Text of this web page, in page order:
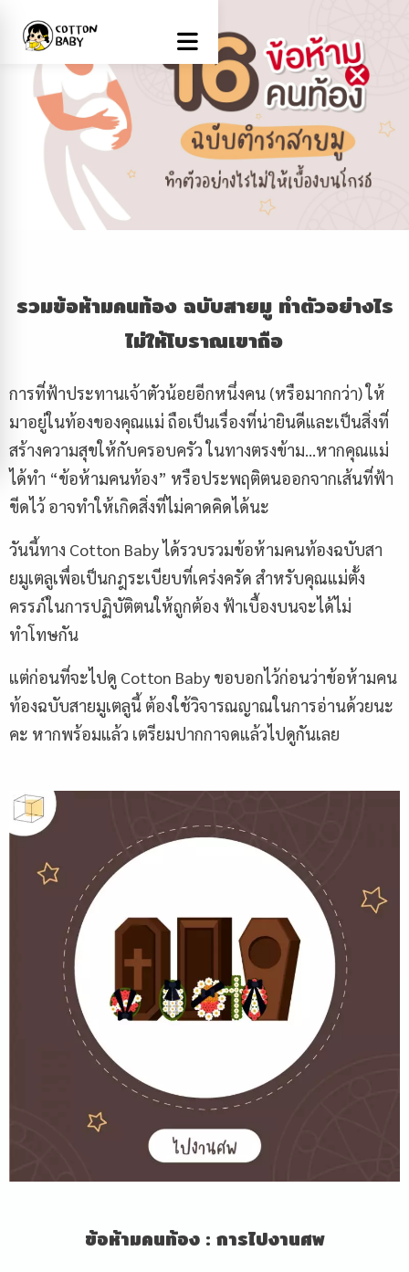
รวมข้อห้ามคนท้อง ฉบับสายมู ทำตัวอย่างไร
ไม่ให้โบราณเขาถือ
การที่ฟ้าประทานเจ้าตัวน้อยอีกหนึ่งคน (หรือมากกว่า) ให้
มาอยู่ในท้องของคุณแม่ ถือเป็นเรื่องที่น่ายินดีและเป็นสิ่งที่
สร้างความสุขให้กับครอบครัว ในทางตรงข้าม…หากคุณแม่
ได้ทำ “ข้อห้ามคนท้อง” หรือประพฤติตนออกจากเส้นที่ฟ้า
ขีดไว้ อาจทำให้เกิดสิ่งที่ไม่คาดคิดได้นะ
วันนี้ทาง Cotton Baby ได้รวบรวมข้อห้ามคนท้องฉบับสา
ยมูเตลูเพื่อเป็นกฎระเบียบที่เคร่งครัด สำหรับคุณแม่ตั้ง
ครรภ์ในการปฏิบัติตนให้ถูกต้อง ฟ้าเบื้องบนจะได้ไม่
ทำโทษกัน
แต่ก่อนที่จะไปดู Cotton Baby ขอบอกไว้ก่อนว่าข้อห้ามคน
ท้องฉบับสายมูเตลูนี้ ต้องใช้วิจารณญาณในการอ่านด้วยนะ
คะ หากพร้อมแล้ว เตรียมปากกาจดแล้วไปดูกันเลย
ข้อห้ามคนท้อง: การไปงานศพ